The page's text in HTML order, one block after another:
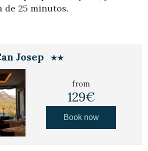
de 25 minutos.
Josep
from
129€
Book now